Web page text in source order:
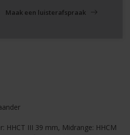
Maak een luisterafspraak
HHCT III 39 mm, Midrange: HHCM